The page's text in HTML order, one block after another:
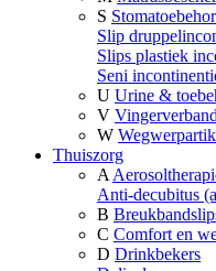
S
Slip
Slips plastiek
Seni
U Urine &
V Vingerverband
W
Thuiszorg
A
Anti-decubitus
B
C Comfort en
D Drinkbekers